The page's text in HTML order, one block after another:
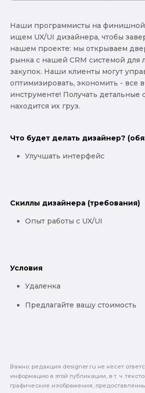
Наши программисты на финишной
ищем UX/UI дизайнера, чтобы
нашем проекте: мы открываем
рынка с нашей CRM системой для
закупок. Наши клиенты могут
оптимизировать, экономить - все
инструменте! Получать детальные
находится их груз.
Что будет делать дизайнер?
Улучшать интерфейс
Скиллы дизайнера (требования)
Опыт работы с UX/UI
Условия
Удаленка
Предлагайте вашу стоимость
Важно: pедакция designer.ru не несет
информацию в этой публикации, в т. ч.
графические изображения,